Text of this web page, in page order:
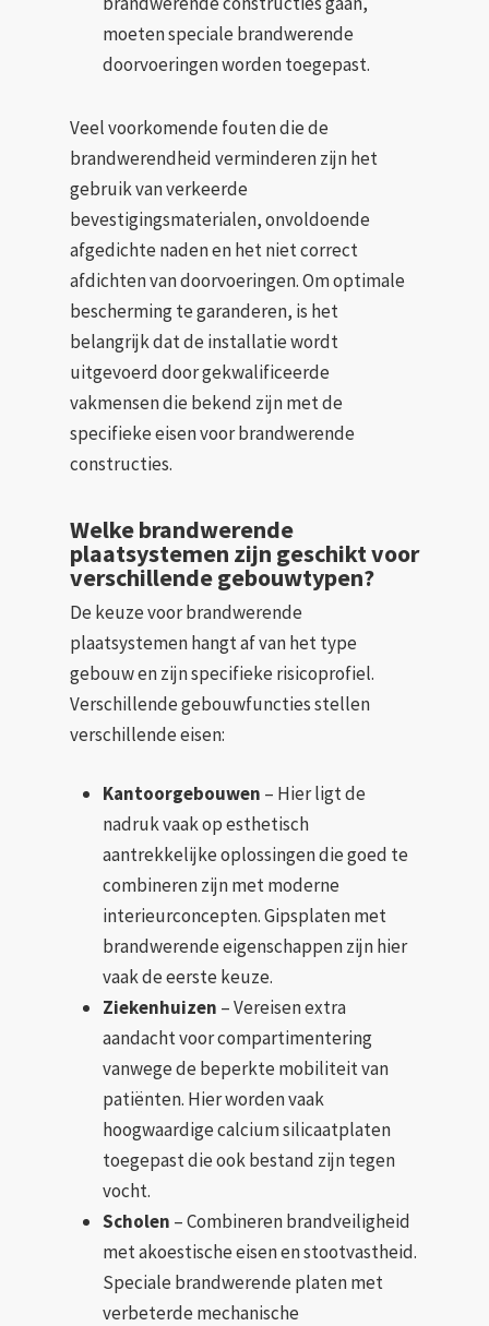
moeten speciale brandwerende
doorvoeringen worden toegepast.
Veel voorkomende fouten die de
brandwerendheid verminderen zijn het
gebruik van verkeerde
bevestigingsmaterialen, onvoldoende
afgedichte naden en het niet correct
afdichten van doorvoeringen. Om optimale
bescherming te garanderen, is het
belangrijk dat de installatie wordt
uitgevoerd door gekwalificeerde
vakmensen die bekend zijn met de
specifieke eisen voor brandwerende
constructies.
Welke brandwerende
plaatsystemen zijn geschikt voor
verschillende gebouwtypen?
De keuze voor brandwerende
plaatsystemen hangt af van het type
gebouw en zijn specifieke risicoprofiel.
Verschillende gebouwfuncties stellen
verschillende eisen:
Kantoorgebouwen – Hier ligt de
nadruk vaak op esthetisch
aantrekkelijke oplossingen die goed te
combineren zijn met moderne
interieurconcepten. Gipsplaten met
brandwerende eigenschappen zijn hier
vaak de eerste keuze.
Ziekenhuizen – Vereisen extra
aandacht voor compartimentering
vanwege de beperkte mobiliteit van
patiënten. Hier worden vaak
hoogwaardige calcium silicaatplaten
toegepast die ook bestand zijn tegen
vocht.
Scholen – Combineren brandveiligheid
met akoestische eisen en stootvastheid.
Speciale brandwerende platen met
verbeterde mechanische